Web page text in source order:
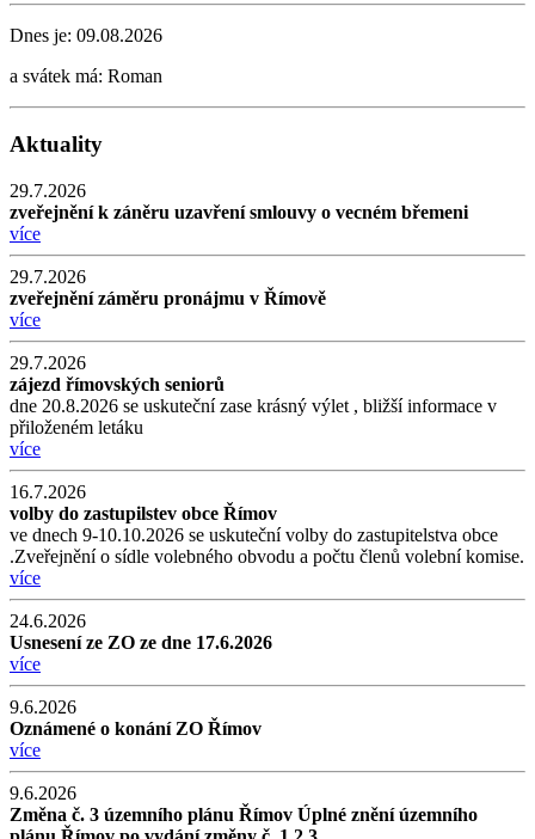
Dnes je: 09.08.2026
a svátek má: Roman
Aktuality
29.7.2026
zveřejnění k záněru uzavření smlouvy o vecném břemeni
více
29.7.2026
zveřejnění záměru pronájmu v Římově
více
29.7.2026
zájezd římovských seniorů
dne 20.8.2026 se uskuteční zase krásný výlet , bližší informace v
přiloženém letáku
více
16.7.2026
volby do zastupilstev obce Římov
ve dnech 9-10.10.2026 se uskuteční volby do zastupitelstva obce
.Zveřejnění o sídle volebného obvodu a počtu členů volební komise.
více
24.6.2026
Usnesení ze ZO ze dne 17.6.2026
více
9.6.2026
Oznámené o konání ZO Římov
více
9.6.2026
Změna č. 3 územního plánu Římov Úplné znění územního